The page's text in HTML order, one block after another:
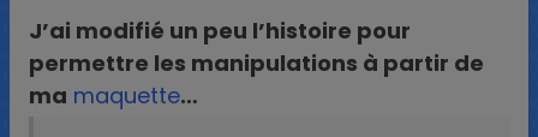
J’ai modifié un peu l’histoire pour
permettre les manipulations à partir de
ma maquette…